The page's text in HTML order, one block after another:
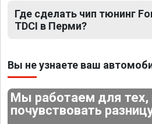
Где сделать чип тюнинг
TDCI в Перми?
Вы не узнаете ваш
Мы работаем для
почувствовать